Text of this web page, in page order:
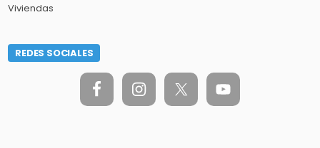
Viviendas
REDES SOCIALES